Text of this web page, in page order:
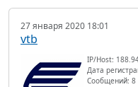
27 января 2020 18:01
vtb
IP/Host:
Дата
Сообщений: 8